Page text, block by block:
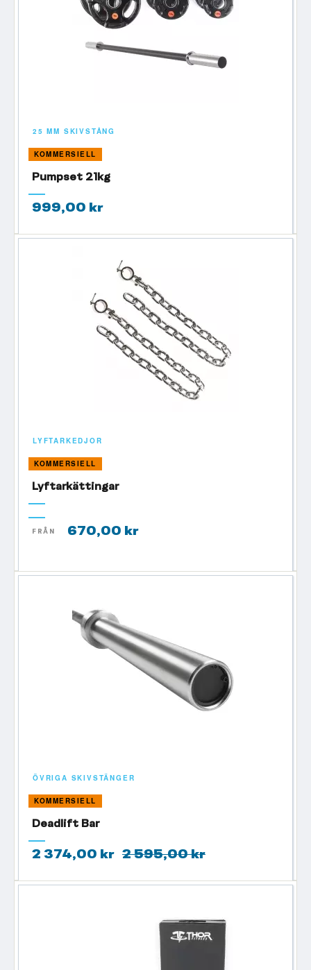
25 MM SKIVSTÅNG
KOMMERSIELL
Pumpset 21kg
999,00 kr
LYFTARKEDJOR
KOMMERSIELL
Lyftarkättingar
FRÅN 670,00 kr
ÖVRIGA SKIVSTÄNGER
KOMMERSIELL
Deadlift Bar
2 374,00 kr 2 595,00 kr